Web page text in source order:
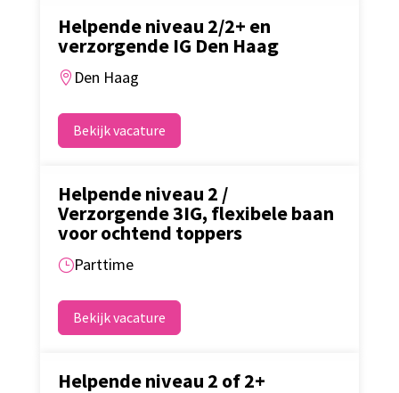
Helpende niveau 2/2+ en
verzorgende IG Den Haag
 Den Haag
Bekijk vacature
Helpende niveau 2 /
Verzorgende 3IG, flexibele baan
voor ochtend toppers
}Parttime
Bekijk vacature
Helpende niveau 2 of 2+